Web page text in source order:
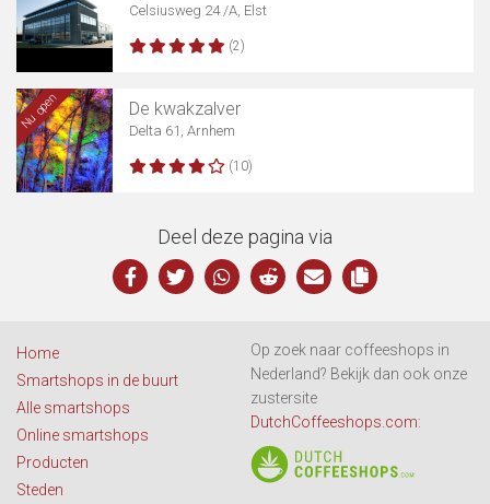
Celsiusweg 24 /A, Elst
(2)
Nu open De kwakzalver
Delta 61, Arnhem
(10)
Deel deze pagina via
Home
Smartshops in de buurt
Alle smartshops
Online smartshops
Producten
Steden
Op zoek naar coffeeshops in
Nederland? Bekijk dan ook onze
zustersite
DutchCoffeeshops.com: